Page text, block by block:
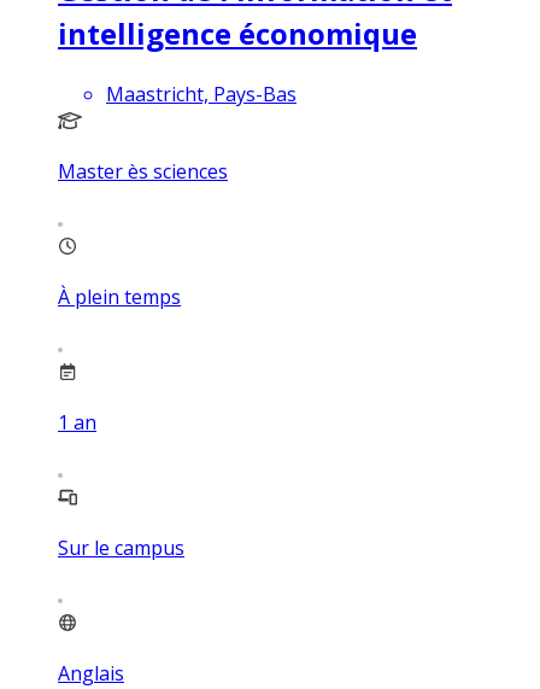
intelligence économique
Maastricht, Pays-Bas
Master ès sciences
À plein temps
1 an
Sur le campus
Anglais